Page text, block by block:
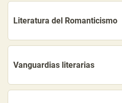
Literatura del Romanticismo
Vanguardias literarias